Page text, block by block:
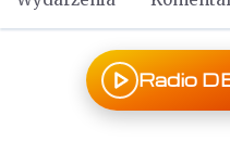
Radio